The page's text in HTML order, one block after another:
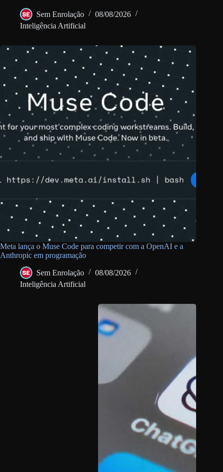
Sem Enrolação
08/08/2026
Inteligência Artificial
Meta lança o Muse Code para competir com a OpenAI e a
Anthropic em programação
Sem Enrolação
08/08/2026
Inteligência Artificial